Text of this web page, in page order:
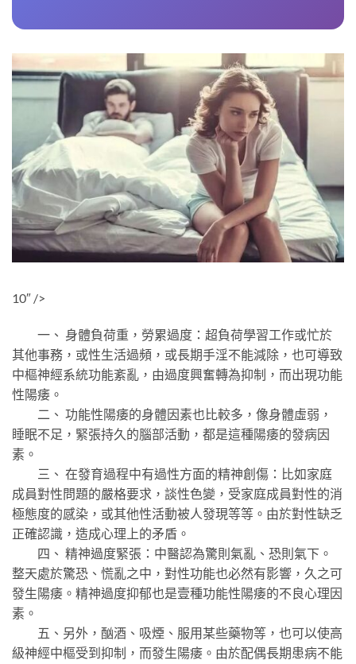
10″ />
一、 身體負荷重，勞累過度：超負荷學習工作或忙於
其他事務，或性生活過頻，或長期手淫不能減除，也可導致
中樞神經系統功能紊亂，由過度興奮轉為抑制，而出現功能
性陽痿。
二、 功能性陽痿的身體因素也比較多，像身體虛弱，
睡眠不足，緊張持久的腦部活動，都是這種陽痿的發病因
素。
三、 在發育過程中有過性方面的精神創傷：比如家庭
成員對性問題的嚴格要求，談性色變，受家庭成員對性的消
極態度的感染，或其他性活動被人發現等等。由於對性缺乏
正確認識，造成心理上的矛盾。
四、 精神過度緊張：中醫認為驚則氣亂、恐則氣下。
整天處於驚恐、慌亂之中，對性功能也必然有影響，久之可
發生陽痿。精神過度抑郁也是壹種功能性陽痿的不良心理因
素。
五、另外，酗酒、吸煙、服用某些藥物等，也可以使高
級神經中樞受到抑制，而發生陽痿。由於配偶長期患病不能